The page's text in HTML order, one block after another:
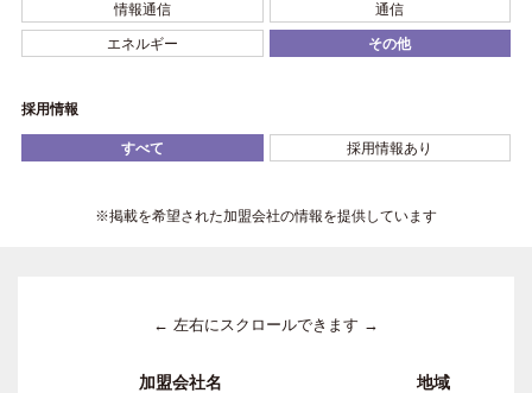
情報通信 通信
エネルギー その他
採用情報
すべて 採用情報あり
※掲載を希望された加盟会社の情報を提供しています
← 左右にスクロールできます →
加盟会社名 地域